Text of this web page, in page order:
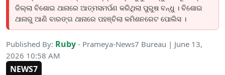
ଜିଲ୍ଲା ବିଶୋଇ ଥାନାରେ ଆତ୍ମସମର୍ପଣ କରିଥିଲା ପୁରୁଷ ବନ୍ଧୁ । ବିଶୋଇ
ଥାନାରୁ ଆଣି ବାରଙ୍ଗ ଥାନାରେ ପହଞ୍ଚିଲା କମିଶନରେଟ ପୋଲିସ ।
Published By: Ruby - Prameya-News7 Bureau | June 13,
2026 10:58 AM
NEWS7